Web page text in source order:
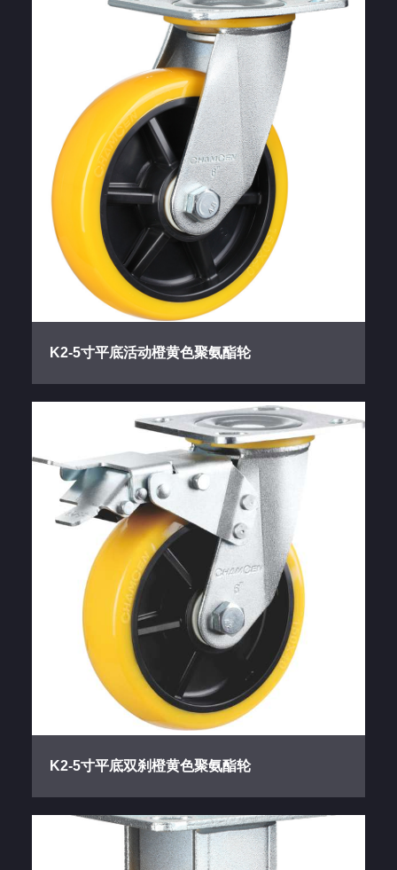
K2-5寸平底活动橙黄色聚氨酯轮
K2-5寸平底双刹橙黄色聚氨酯轮